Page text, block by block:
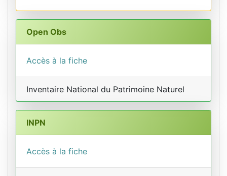
Open Obs
Accès à la fiche
Inventaire National du Patrimoine Naturel
INPN
Accès à la fiche